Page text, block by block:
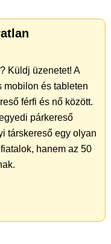
Küldj üzenetet! A
mobilon és tableten
férfi és nő között.
párkereső
társkereső egy olyan
hanem az 50